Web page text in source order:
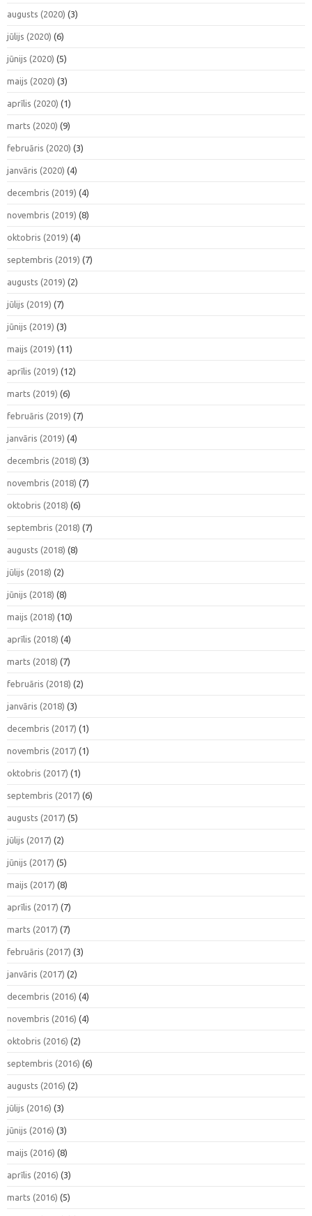
augusts (2020) (3)
jūlijs (2020) (6)
jūnijs (2020) (5)
maijs (2020) (3)
aprīlis (2020) (1)
marts (2020) (9)
februāris (2020) (3)
janvāris (2020) (4)
decembris (2019) (4)
novembris (2019) (8)
oktobris (2019) (4)
septembris (2019) (7)
augusts (2019) (2)
jūlijs (2019) (7)
jūnijs (2019) (3)
maijs (2019) (11)
aprīlis (2019) (12)
marts (2019) (6)
februāris (2019) (7)
janvāris (2019) (4)
decembris (2018) (3)
novembris (2018) (7)
oktobris (2018) (6)
septembris (2018) (7)
augusts (2018) (8)
jūlijs (2018) (2)
jūnijs (2018) (8)
maijs (2018) (10)
aprīlis (2018) (4)
marts (2018) (7)
februāris (2018) (2)
janvāris (2018) (3)
decembris (2017) (1)
novembris (2017) (1)
oktobris (2017) (1)
septembris (2017) (6)
augusts (2017) (5)
jūlijs (2017) (2)
jūnijs (2017) (5)
maijs (2017) (8)
aprīlis (2017) (7)
marts (2017) (7)
februāris (2017) (3)
janvāris (2017) (2)
decembris (2016) (4)
novembris (2016) (4)
oktobris (2016) (2)
septembris (2016) (6)
augusts (2016) (2)
jūlijs (2016) (3)
jūnijs (2016) (3)
maijs (2016) (8)
aprīlis (2016) (3)
marts (2016) (5)